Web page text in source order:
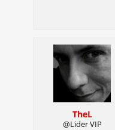
TheL
@Lider VIP